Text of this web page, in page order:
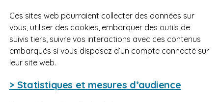
Ces sites web pourraient collecter des données sur
vous, utiliser des cookies, embarquer des outils de
suivis tiers, suivre vos interactions avec ces contenus
embarqués si vous disposez d’un compte connecté sur
leur site web.
> Statistiques et mesures d’audience